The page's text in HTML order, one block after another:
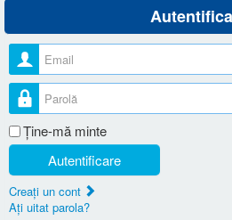
Nume utilizator
Parolă
Ţine-mă minte
Autentificare
Creaţi un cont
Aţi uitat parola?